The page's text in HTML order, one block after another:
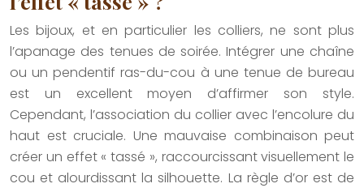
Les bijoux, et en particulier les colliers, ne sont plus
l’apanage des tenues de soirée. Intégrer une chaîne
ou un pendentif ras-du-cou à une tenue de bureau
est un excellent moyen d’affirmer son style.
Cependant, l’association du collier avec l’encolure du
haut est cruciale. Une mauvaise combinaison peut
créer un effet « tassé », raccourcissant visuellement le
cou et alourdissant la silhouette. La règle d’or est de